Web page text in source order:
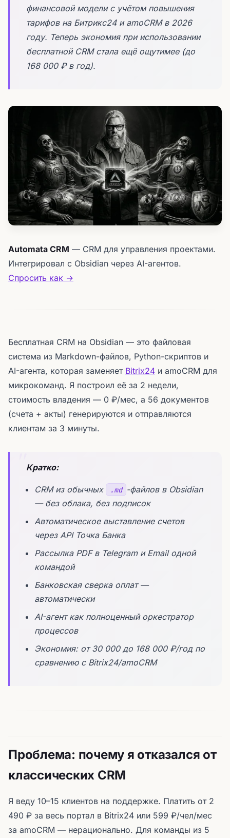
финансовой модели с учётом повышения
тарифов на Битрикс24 и amoCRM в 2026
году. Теперь экономия при использовании
бесплатной CRM стала ещё ощутимее (до
168 000 ₽ в год).
Automata CRM — CRM для управления проектами.
Интегрировал с Obsidian через AI-агентов.
Спросить как →
Бесплатная CRM на Obsidian — это файловая
система из Markdown-файлов, Python-скриптов и
AI-агента, которая заменяет Bitrix24 и amoCRM для
микрокоманд. Я построил её за 2 недели,
стоимость владения — 0 ₽/мес, а 56 документов
(счета + акты) генерируются и отправляются
клиентам за 3 минуты.
Кратко:
CRM из обычных .md -файлов в Obsidian
— без облака, без подписок
Автоматическое выставление счетов
через API Точка Банка
Рассылка PDF в Telegram и Email одной
командой
Банковская сверка оплат —
автоматически
AI-агент как полноценный оркестратор
процессов
Экономия: от 30 000 до 168 000 ₽/год по
сравнению с Bitrix24/amoCRM
Проблема: почему я отказался от
классических CRM
Я веду 10–15 клиентов на поддержке. Платить от 2
490 ₽ за весь портал в Bitrix24 или 599 ₽/чел/мес
за amoCRM — нерационально. Для команды из 5